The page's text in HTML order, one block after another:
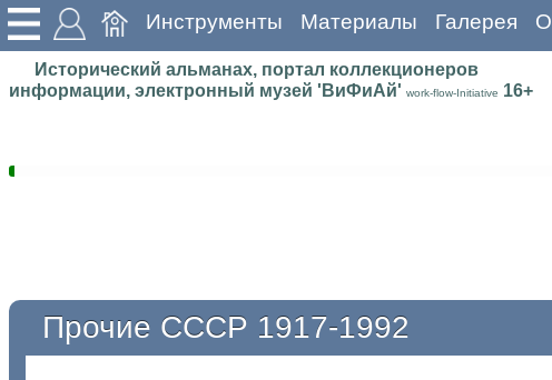
Инструменты Материалы Галерея
Исторический альманах, портал коллекционеров
информации, электронный музей 'ВиФиАй' work-flow-Initiative 16+
Прочие СССР 1917-1992